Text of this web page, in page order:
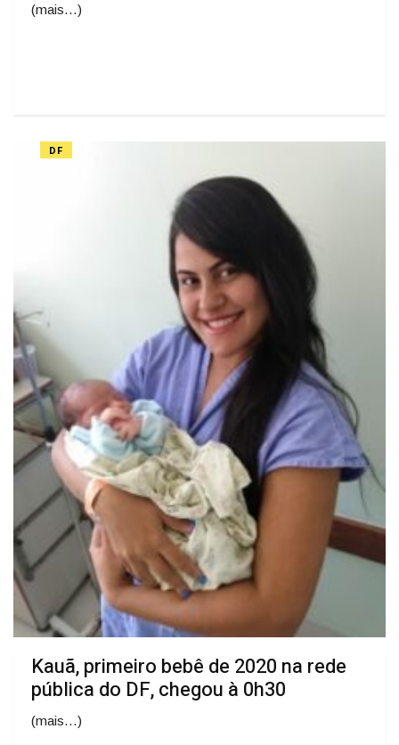
(mais…)
DF
Kauã, primeiro bebê de 2020 na rede
pública do DF, chegou à 0h30
(mais…)